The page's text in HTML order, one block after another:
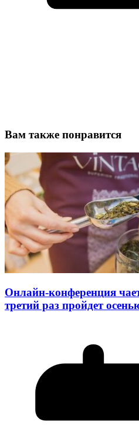
Вам также понравится
Онлайн-конференция
третий раз пройдет